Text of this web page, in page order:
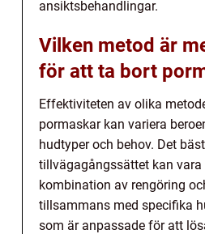
ansiktsbehandlingar.
Vilken metod är
för att ta bort
Effektiviteten av olika
pormaskar kan variera
hudtyper och behov. Det
tillvägagångssättet kan vara
kombination av rengöring
tillsammans med specifika
som är anpassade för att